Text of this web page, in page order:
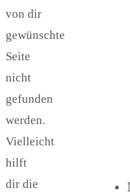
von dir
gewünschte
Seite
nicht
gefunden
werden.
Vielleicht
hilft
dir die